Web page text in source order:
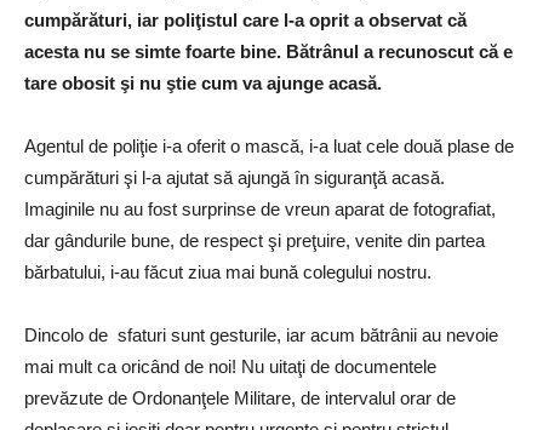
cumpărături, iar poliţistul care l-a oprit a observat că
acesta nu se simte foarte bine. Bătrânul a recunoscut că e
tare obosit şi nu ştie cum va ajunge acasă.
Agentul de poliţie i-a oferit o mască, i-a luat cele două plase de
cumpărături şi l-a ajutat să ajungă în siguranţă acasă.
Imaginile nu au fost surprinse de vreun aparat de fotografiat,
dar gândurile bune, de respect şi preţuire, venite din partea
bărbatului, i-au făcut ziua mai bună colegului nostru.
Dincolo de sfaturi sunt gesturile, iar acum bătrânii au nevoie
mai mult ca oricând de noi! Nu uitaţi de documentele
prevăzute de Ordonanţele Militare, de intervalul orar de